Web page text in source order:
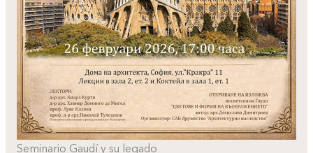
Seminario Gaudí y su legado